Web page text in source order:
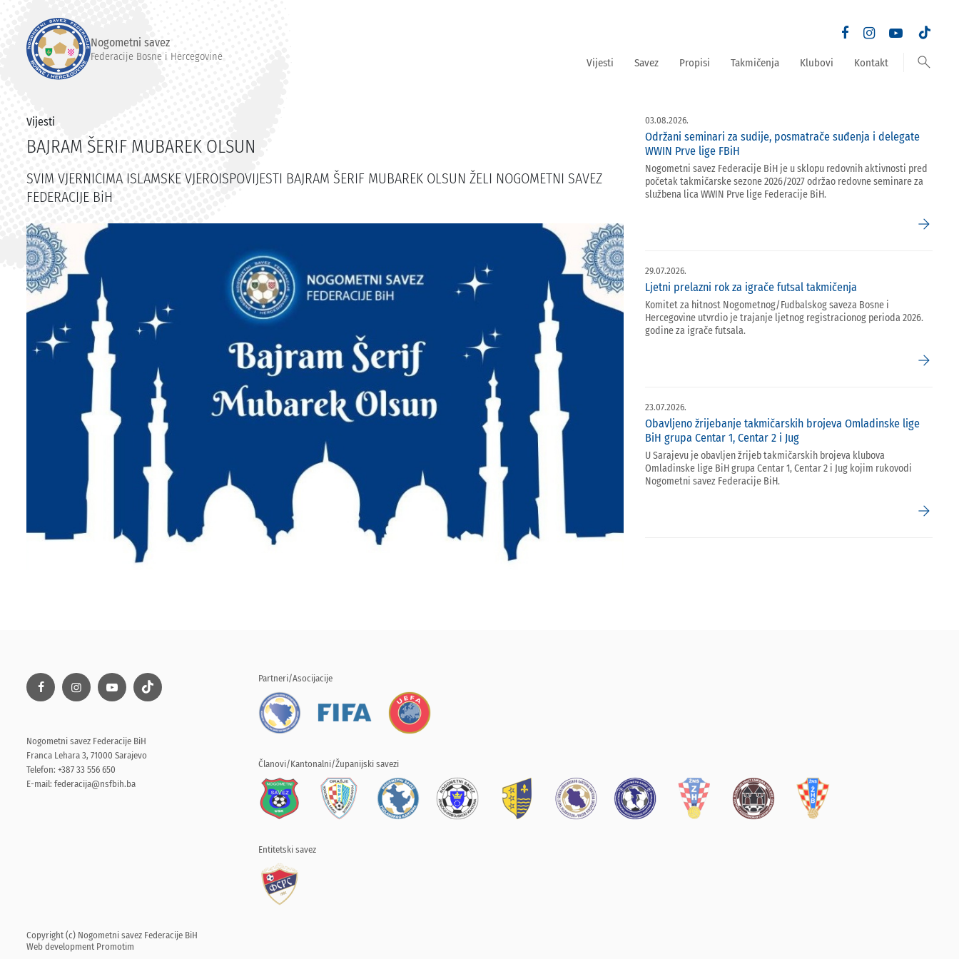
Nogometni savez
Federacije Bosne i Hercegovine Vijesti Savez Propisi Takmičenja Klubovi Kontakt search
Vijesti
BAJRAM ŠERIF MUBAREK OLSUN
SVIM VJERNICIMA ISLAMSKE VJEROISPOVIJESTI BAJRAM ŠERIF MUBAREK OLSUN ŽELI NOGOMETNI SAVEZ
FEDERACIJE BiH
03.08.2026.
Održani seminari za sudije, posmatrače suđenja i delegate
WWIN Prve lige FBiH
Nogometni savez Federacije BiH je u sklopu redovnih aktivnosti pred
početak takmičarske sezone 2026/2027 održao redovne seminare za
službena lica WWIN Prve lige Federacije BiH.
arrow_forward
29.07.2026.
Ljetni prelazni rok za igrače futsal takmičenja
Komitet za hitnost Nogometnog/Fudbalskog saveza Bosne i
Hercegovine utvrdio je trajanje ljetnog registracionog perioda 2026.
godine za igrače futsala.
arrow_forward
23.07.2026.
Obavljeno žrijebanje takmičarskih brojeva Omladinske lige
BiH grupa Centar 1, Centar 2 i Jug
U Sarajevu je obavljen žrijeb takmičarskih brojeva klubova
Omladinske lige BiH grupa Centar 1, Centar 2 i Jug kojim rukovodi
Nogometni savez Federacije BiH.
arrow_forward
Nogometni savez Federacije BiH
Franca Lehara 3, 71000 Sarajevo
Telefon: +387 33 556 650
E-mail: federacija@nsfbih.ba
Partneri/Asocijacije
Članovi/Kantonalni/Županijski savezi
Entitetski savez
Copyright (c) Nogometni savez Federacije BiH
Web development Promotim